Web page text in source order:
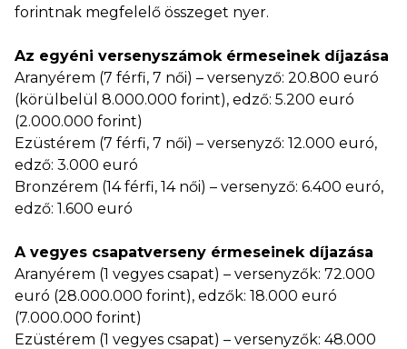
forintnak megfelelő összeget nyer.
Az egyéni versenyszámok érmeseinek díjazása
Aranyérem (7 férfi, 7 női) – versenyző: 20.800 euró
(körülbelül 8.000.000 forint), edző: 5.200 euró
(2.000.000 forint)
Ezüstérem (7 férfi, 7 női) – versenyző: 12.000 euró,
edző: 3.000 euró
Bronzérem (14 férfi, 14 női) – versenyző: 6.400 euró,
edző: 1.600 euró
A vegyes csapatverseny érmeseinek díjazása
Aranyérem (1 vegyes csapat) – versenyzők: 72.000
euró (28.000.000 forint), edzők: 18.000 euró
(7.000.000 forint)
Ezüstérem (1 vegyes csapat) – versenyzők: 48.000